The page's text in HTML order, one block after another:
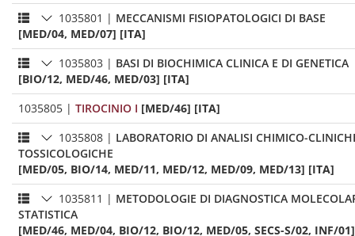
1035801 | MECCANISMI FISIOPATOLOGICI DI BASE
[MED/04, MED/07] [ITA]
1035803 | BASI DI BIOCHIMICA CLINICA E DI GENETICA
[BIO/12, MED/46, MED/03] [ITA]
1035805 | TIROCINIO I [MED/46] [ITA]
1035808 | LABORATORIO DI ANALISI CHIMICO-
TOSSICOLOGICHE
[MED/05, BIO/14, MED/11, MED/12, MED/09, MED/13] [ITA]
1035811 | METODOLOGIE DI DIAGNOSTICA
STATISTICA
[MED/46, MED/04, BIO/12, BIO/12, MED/05, SECS-S/02, INF/